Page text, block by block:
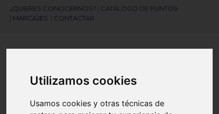
Utilizamos cookies
Usamos cookies y otras técnicas de
¿QUIERES CONOCERNOS?
CATÁLOGO DE PUNTOS
MARCAJES CONTACTAR